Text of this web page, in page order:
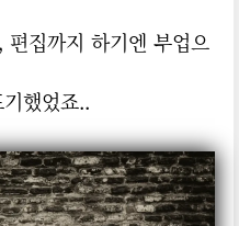
집까지 하기엔 부업으
했었죠..